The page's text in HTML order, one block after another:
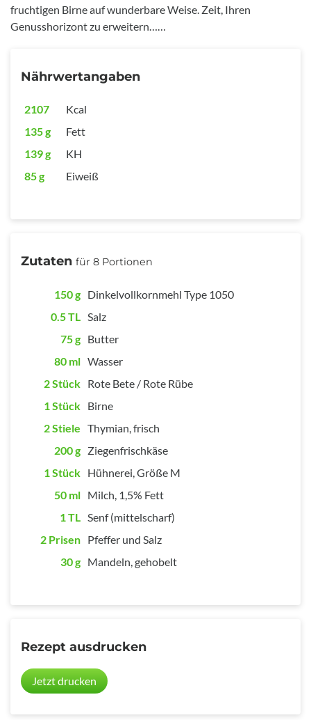
fruchtigen Birne auf wunderbare Weise. Zeit, Ihren
Genusshorizont zu erweitern……
Nährwertangaben
2107
Kcal
135 g
Fett
139 g
KH
85 g
Eiweiß
Zutaten für 8 Portionen
150 g Dinkelvollkornmehl Type 1050
0.5 TL Salz
75 g Butter
80 ml Wasser
2 Stück Rote Bete / Rote Rübe
1 Stück Birne
2 Stiele Thymian, frisch
200 g Ziegenfrischkäse
1 Stück Hühnerei, Größe M
50 ml Milch, 1,5% Fett
1 TL Senf (mittelscharf)
2 Prisen Pfeffer und Salz
30 g Mandeln, gehobelt
Rezept ausdrucken
Jetzt drucken